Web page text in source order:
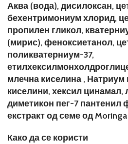
Аква (вода), дисилоксан,
бехентримониум хлорид,
пропилен гликол,
(мирис), феноксиетанол,
поликватерниум-37,
млечна киселина ,
киселини, хексил цинамал,
диметикон пег-7 пантенил
екстракт од семе од
Како да се користи